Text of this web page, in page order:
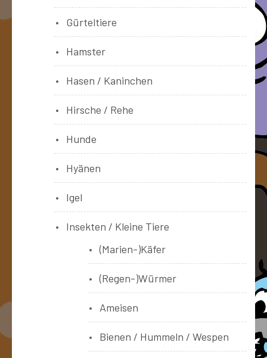
Gürteltiere
Hamster
Hasen / Kaninchen
Hirsche / Rehe
Hunde
Hyänen
Igel
Insekten / Kleine Tiere
(Marien-)Käfer
(Regen-)Würmer
Ameisen
Bienen / Hummeln / Wespen